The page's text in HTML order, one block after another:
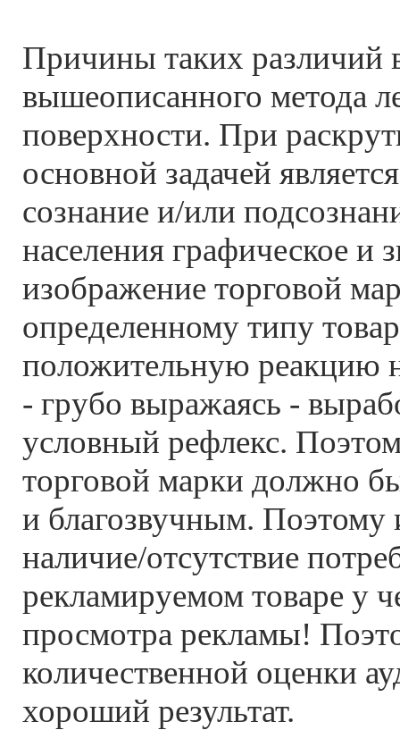
Причины таких различий
вышеописанного метода
поверхности. При
основной задачей
сознание и/или
населения графическое и
изображение торговой
определенному типу
положительную реакцию
- грубо выражаясь -
условный рефлекс.
торговой марки должно
и благозвучным. Поэтому
наличие/отсутствие
рекламируемом товаре у
просмотра рекламы!
количественной оценки
хороший результат.